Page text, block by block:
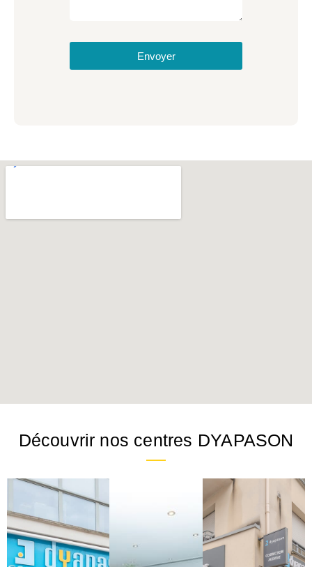
Envoyer
Découvrir nos centres DYAPASON